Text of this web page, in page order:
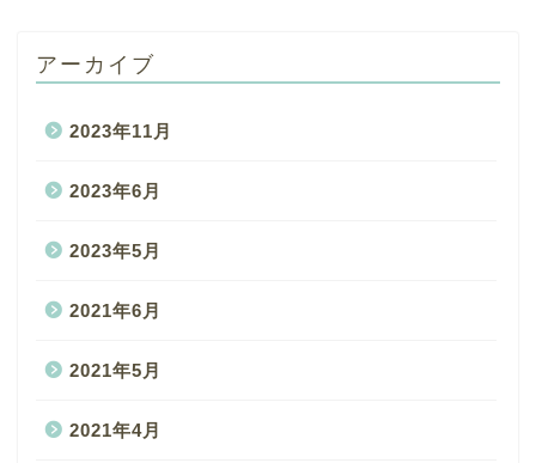
アーカイブ
2023年11月
2023年6月
2023年5月
2021年6月
2021年5月
2021年4月